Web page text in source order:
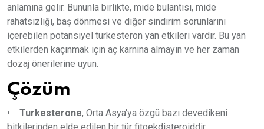
anlamına gelir. Bununla birlikte, mide bulantısı, mide
rahatsızlığı, baş dönmesi ve diğer sindirim sorunlarını
içerebilen potansiyel turkesteron yan etkileri vardır. Bu yan
etkilerden kaçınmak için aç karnına almayın ve her zaman
dozaj önerilerine uyun.
Çözüm
• Turkesterone, Orta Asya'ya özgü bazı devedikeni